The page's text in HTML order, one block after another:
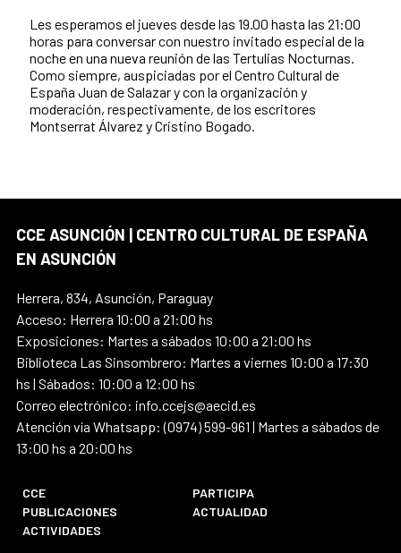
Les esperamos el jueves desde las 19.00 hasta las 21:00
horas para conversar con nuestro invitado especial de la
noche en una nueva reunión de las Tertulias Nocturnas.
Como siempre, auspiciadas por el Centro Cultural de
España Juan de Salazar y con la organización y
moderación, respectivamente, de los escritores
Montserrat Álvarez y Cristino Bogado.
CCE ASUNCIÓN | CENTRO CULTURAL DE ESPAÑA
EN ASUNCIÓN
Herrera, 834, Asunción, Paraguay
Acceso: Herrera 10:00 a 21:00 hs
Exposiciones: Martes a sábados 10:00 a 21:00 hs
Biblioteca Las Sinsombrero: Martes a viernes 10:00 a 17:30
hs | Sábados: 10:00 a 12:00 hs
Correo electrónico: info.ccejs@aecid.es
Atención vía Whatsapp: (0974) 599-961 | Martes a sábados de
13:00 hs a 20:00 hs
CCE
PARTICIPA
PUBLICACIONES
ACTUALIDAD
ACTIVIDADES